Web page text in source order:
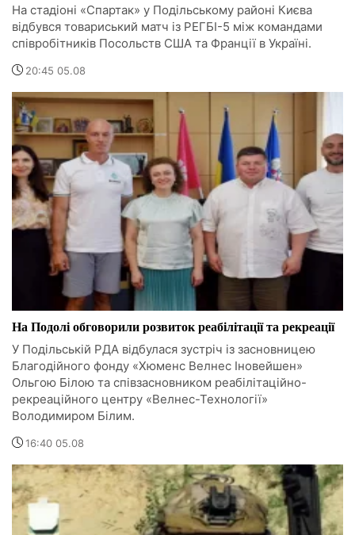
На стадіоні «Спартак» у Подільському районі Києва
відбувся товариський матч із РЕГБІ-5 між командами
співробітників Посольств США та Франції в Україні.
20:45 05.08
На Подолі обговорили розвиток реабілітації та рекреації
У Подільській РДА відбулася зустріч із засновницею
Благодійного фонду «Хюменс Велнес Іновейшен»
Ольгою Білою та співзасновником реабілітаційно-
рекреаційного центру «Велнес-Технології»
Володимиром Білим.
16:40 05.08